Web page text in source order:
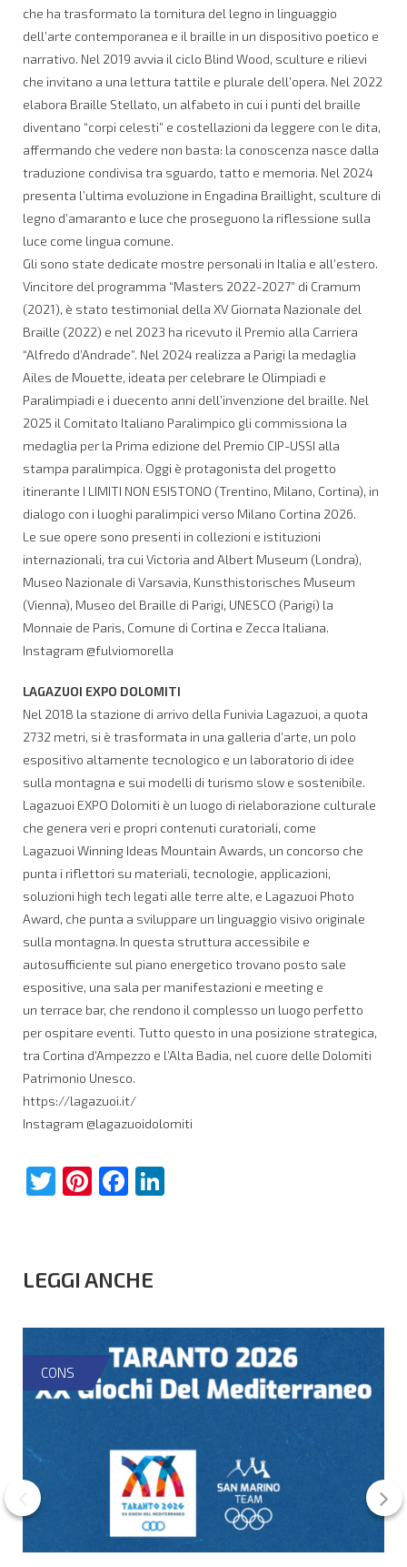
che ha trasformato la tornitura del legno in linguaggio
dell’arte contemporanea e il braille in un dispositivo poetico e
narrativo. Nel 2019 avvia il ciclo Blind Wood, sculture e rilievi
che invitano a una lettura tattile e plurale dell’opera. Nel 2022
elabora Braille Stellato, un alfabeto in cui i punti del braille
diventano “corpi celesti” e costellazioni da leggere con le dita,
affermando che vedere non basta: la conoscenza nasce dalla
traduzione condivisa tra sguardo, tatto e memoria. Nel 2024
presenta l’ultima evoluzione in Engadina Braillight, sculture di
legno d’amaranto e luce che proseguono la riflessione sulla
luce come lingua comune.
Gli sono state dedicate mostre personali in Italia e all’estero.
Vincitore del programma “Masters 2022-2027” di Cramum
(2021), è stato testimonial della XV Giornata Nazionale del
Braille (2022) e nel 2023 ha ricevuto il Premio alla Carriera
“Alfredo d’Andrade”. Nel 2024 realizza a Parigi la medaglia
Ailes de Mouette, ideata per celebrare le Olimpiadi e
Paralimpiadi e i duecento anni dell’invenzione del braille. Nel
2025 il Comitato Italiano Paralimpico gli commissiona la
medaglia per la Prima edizione del Premio CIP-USSI alla
stampa paralimpica. Oggi è protagonista del progetto
itinerante I LIMITI NON ESISTONO (Trentino, Milano, Cortina), in
dialogo con i luoghi paralimpici verso Milano Cortina 2026.
Le sue opere sono presenti in collezioni e istituzioni
internazionali, tra cui Victoria and Albert Museum (Londra),
Museo Nazionale di Varsavia, Kunsthistorisches Museum
(Vienna), Museo del Braille di Parigi, UNESCO (Parigi) la
Monnaie de Paris, Comune di Cortina e Zecca Italiana.
Instagram @fulviomorella
LAGAZUOI EXPO DOLOMITI
Nel 2018 la stazione di arrivo della Funivia Lagazuoi, a quota
2732 metri, si è trasformata in una galleria d’arte, un polo
espositivo altamente tecnologico e un laboratorio di idee
sulla montagna e sui modelli di turismo slow e sostenibile.
Lagazuoi EXPO Dolomiti è un luogo di rielaborazione culturale
che genera veri e propri contenuti curatoriali, come
Lagazuoi Winning Ideas Mountain Awards, un concorso che
punta i riflettori su materiali, tecnologie, applicazioni,
soluzioni high tech legati alle terre alte, e Lagazuoi Photo
Award, che punta a sviluppare un linguaggio visivo originale
sulla montagna. In questa struttura accessibile e
autosufficiente sul piano energetico trovano posto sale
espositive, una sala per manifestazioni e meeting e
un terrace bar, che rendono il complesso un luogo perfetto
per ospitare eventi. Tutto questo in una posizione strategica,
tra Cortina d’Ampezzo e l’Alta Badia, nel cuore delle Dolomiti
Patrimonio Unesco.
https://lagazuoi.it/
Instagram @lagazuoidolomiti
Twitter
Pinterest
Facebook
LEGGI ANCHE
CONS